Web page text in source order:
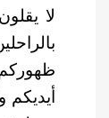
لا
ظهوركم